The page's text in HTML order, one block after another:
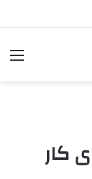
کار